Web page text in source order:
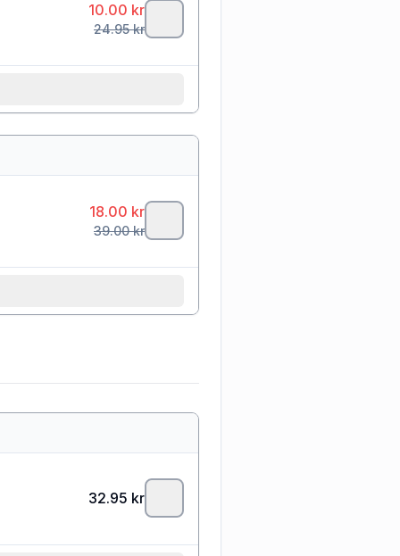
10.00 kr
24.95kr
18.00 kr
39.00kr
32.95 kr